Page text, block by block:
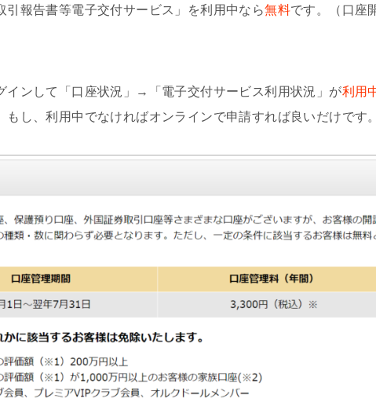
引報告書等電子交付サービス」を利用中なら無料です。（口座
インして「口座状況」→「電子交付サービス利用状況」が利用
もし、利用中でなければオンラインで申請すれば良いだけです